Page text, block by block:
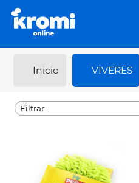
Inicio VIVERES